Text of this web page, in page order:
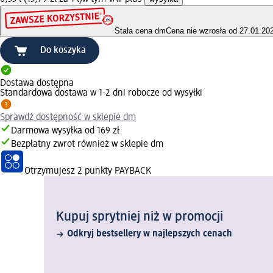
Stała cena dmCena nie wzrosła od
Do koszyka
Dostawa dostępna
Standardowa dostawa w 1-2 dni robocze od wysyłki
Sprawdź dostępność w sklepie dm
Darmowa wysyłka od 169 zł
Bezpłatny zwrot również w sklepie dm
Otrzymujesz 2 punkty PAYBACK
Kupuj sprytniej niż w promocji
Odkryj bestsellery w najlepszych cenach